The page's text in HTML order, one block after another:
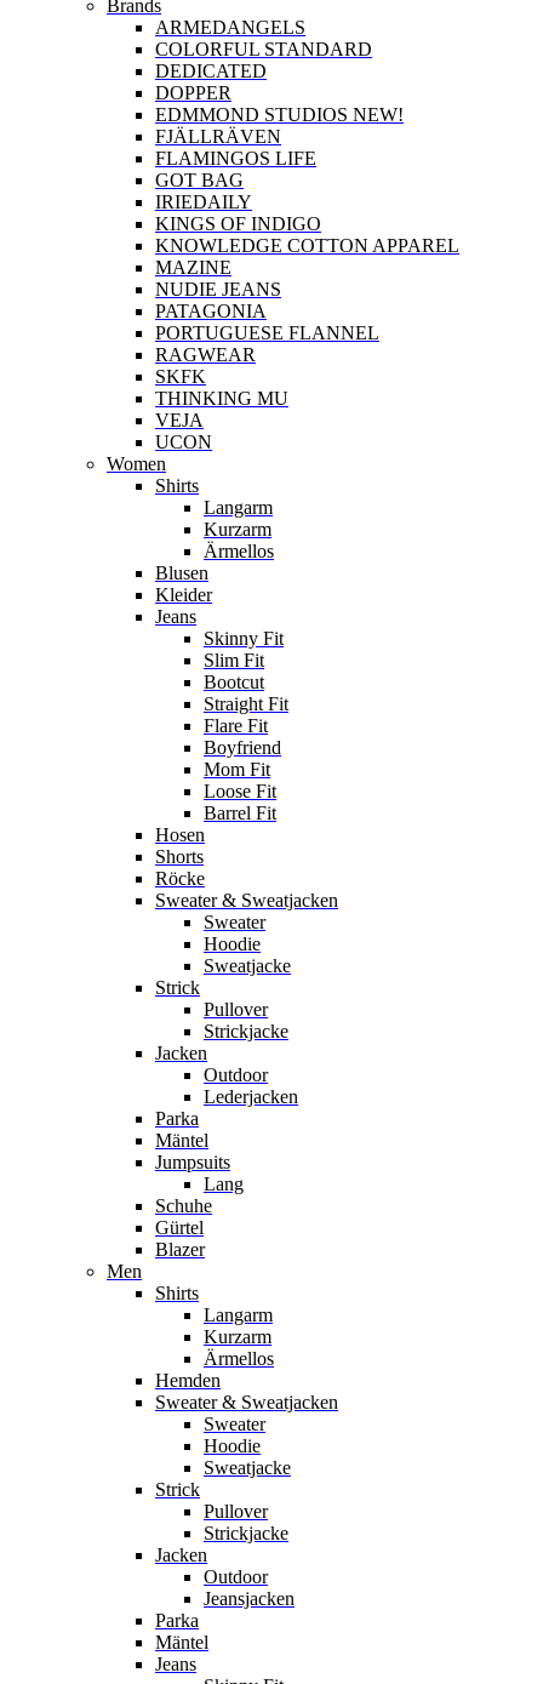
Brands
ARMEDANGELS
COLORFUL STANDARD
DEDICATED
DOPPER
EDMMOND STUDIOS NEW!
FJÄLLRÄVEN
FLAMINGOS LIFE
GOT BAG
IRIEDAILY
KINGS OF INDIGO
KNOWLEDGE COTTON APPAREL
MAZINE
NUDIE JEANS
PATAGONIA
PORTUGUESE FLANNEL
RAGWEAR
SKFK
THINKING MU
VEJA
UCON
Women
Shirts
Langarm
Kurzarm
Ärmellos
Blusen
Kleider
Jeans
Skinny Fit
Slim Fit
Bootcut
Straight Fit
Flare Fit
Boyfriend
Mom Fit
Loose Fit
Barrel Fit
Hosen
Shorts
Röcke
Sweater & Sweatjacken
Sweater
Hoodie
Sweatjacke
Strick
Pullover
Strickjacke
Jacken
Outdoor
Lederjacken
Parka
Mäntel
Jumpsuits
Lang
Schuhe
Gürtel
Blazer
Men
Shirts
Langarm
Kurzarm
Ärmellos
Hemden
Sweater & Sweatjacken
Sweater
Hoodie
Sweatjacke
Strick
Pullover
Strickjacke
Jacken
Outdoor
Jeansjacken
Parka
Mäntel
Jeans